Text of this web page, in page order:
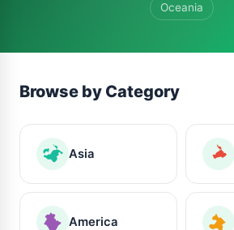
Oceania
Browse by Category
Asia
America